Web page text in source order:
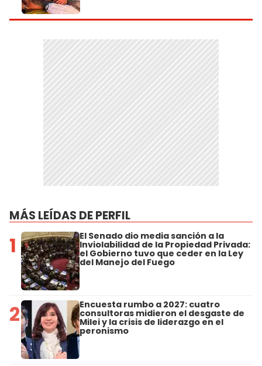
MÁS LEÍDAS DE PERFIL
1 El Senado dio media sanción a la
Inviolabilidad de la Propiedad Privada:
el Gobierno tuvo que ceder en la Ley
del Manejo del Fuego
2 Encuesta rumbo a 2027: cuatro
consultoras midieron el desgaste de
Milei y la crisis de liderazgo en el
peronismo